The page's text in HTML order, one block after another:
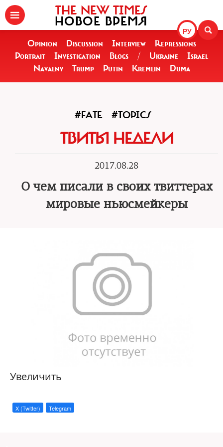
РУ
THE NEW TIMES
НОВОЕ ВРЕМЯ
Opinion Discussion Interview
Repressions
Portrait
Investigation Blogs / Ukraine
Israel
Navalny
Trump Putin Kremlin Duma
#FATE #TOPICS
ТВИТЫ НЕДЕЛИ
2017.08.28
О чем писали в своих твиттерах
мировые ньюсмейкеры
Увеличить
X (Twitter) Telegram